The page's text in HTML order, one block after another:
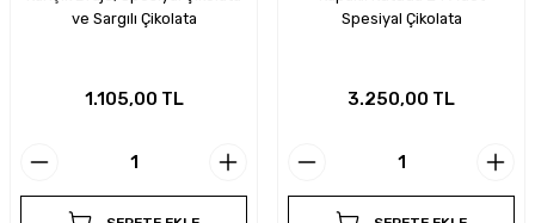
ve Sargılı Çikolata
1.105,00 TL
Spesiyal Çikolata
3.250,00 TL